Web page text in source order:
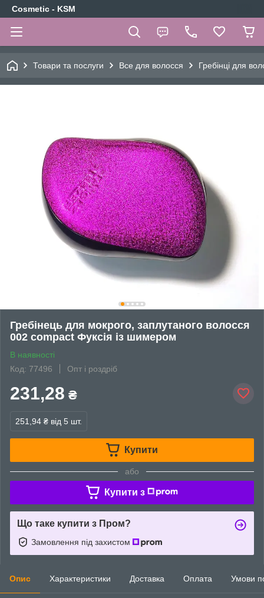
Cosmetic - KSM
Товари та послуги Все для волосся Гребінці для
Гребінець для мокрого, заплутаного волосся
002 compact Фуксія із шимером
В наявності
Код: 77496
Опт і роздріб
231,28 ₴
251,94 ₴ від 5 шт.
Купити
або
Купити з
Що таке купити з Пром?
Замовлення під захистом
Опис Характеристики Доставка Оплата Умови